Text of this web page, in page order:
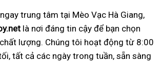
trung tâm tại Mèo Vạc Hà Giang,
là nơi đáng tin cậy để bạn chọn
chất lượng. Chúng tôi hoạt động từ 8:00
tất cả các ngày trong tuần, sẵn sàng